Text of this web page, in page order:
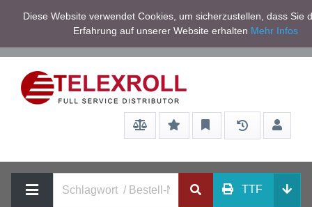
Service/Hilfe
Netto zzgl.
Mwst
TTF
Diese Website verwendet Cookies, um sicherzustellen, dass Sie
Erfahrung auf unserer Website erhalten Mehr Infos